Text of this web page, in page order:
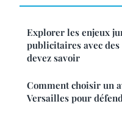
Explorer les enjeux
publicitaires avec
devez savoir
Comment choisir un
Versailles pour